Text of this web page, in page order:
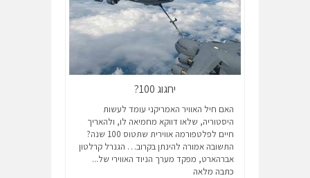
יחגוג 100?
האם חיל האוויר האמריקני עומד לעשות
היסטוריה, שלאו דווקא מחמיאה לו, ולהאריך
חיים לפלטפורמה אווירית שתטוס 100 שנה?
התשובה אמורה להינתן בקרוב… הגנרל קרלטון
אברהארט, מפקד מערך הניוד האווירי של...
כתבה מלאה